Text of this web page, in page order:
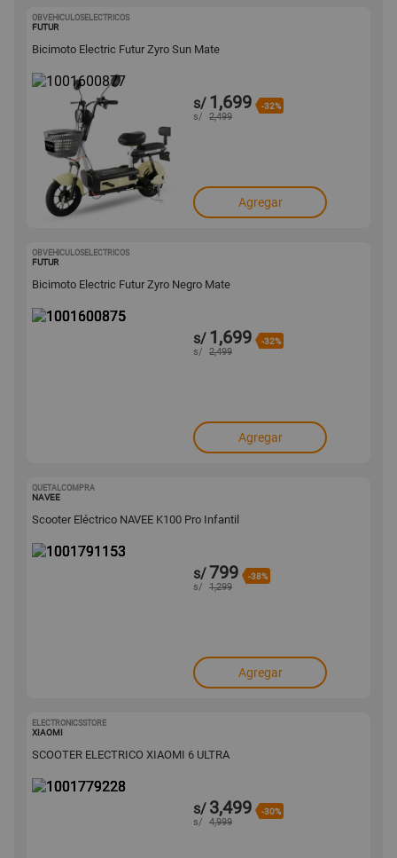
OBVEHICULOSELECTRICOS
FUTUR
Bicimoto Electric Futur Zyro Sun Mate
s/ 1,699 -32%
s/ 2,499
Agregar
OBVEHICULOSELECTRICOS
FUTUR
Bicimoto Electric Futur Zyro Negro Mate
s/ 1,699 -32%
s/ 2,499
Agregar
QUETALCOMPRA
NAVEE
Scooter Eléctrico NAVEE K100 Pro Infantil
s/799 -38%
s/ 1,299
Agregar
ELECTRONICSSTORE
XIAOMI
SCOOTER ELECTRICO XIAOMI 6 ULTRA
s/ 3,499 -30%
s/ 4,999